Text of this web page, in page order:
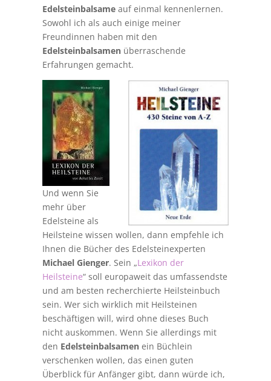
Edelsteinbalsameauf einmal kennenlernen.
Sowohl ich als auch einige meiner
Freundinnen haben mit den
Edelsteinbalsamen überraschende
Erfahrungen gemacht.
Und wenn Sie
mehr über
Edelsteine als
Heilsteine wissen wollen, dann empfehle ich
Ihnen die Bücher des Edelsteinexperten
Michael Gienger. Sein „Lexikon der
Heilsteine“ soll europaweit das umfassendste
und am besten recherchierte Heilsteinbuch
sein. Wer sich wirklich mit Heilsteinen
beschäftigen will, wird ohne dieses Buch
nicht auskommen. Wenn Sie allerdings mit
den Edelsteinbalsamen ein Büchlein
verschenken wollen, das einen guten
Überblick für Anfänger gibt, dann würde ich,